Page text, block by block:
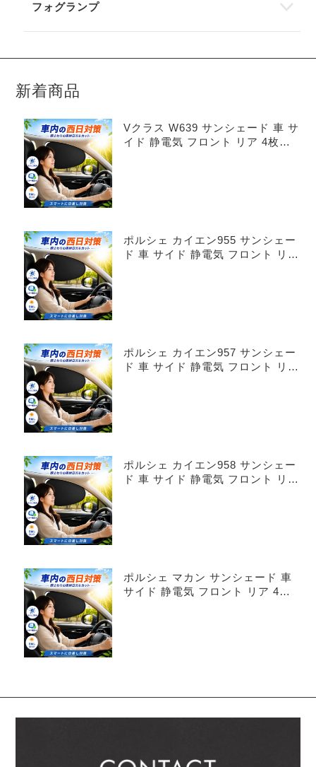
フォグランプ
新着商品
Vクラス W639 サンシェード 車 サ
イド 静電気 フロント リア 4枚セ
ポルシェ カイエン955 サンシェー
ド 車 サイド 静電気 フロント リア
ポルシェ カイエン957 サンシェー
ド 車 サイド 静電気 フロント リア
ポルシェ カイエン958 サンシェー
ド 車 サイド 静電気 フロント リア
ポルシェ マカン サンシェード 車
サイド 静電気 フロント リア 4枚